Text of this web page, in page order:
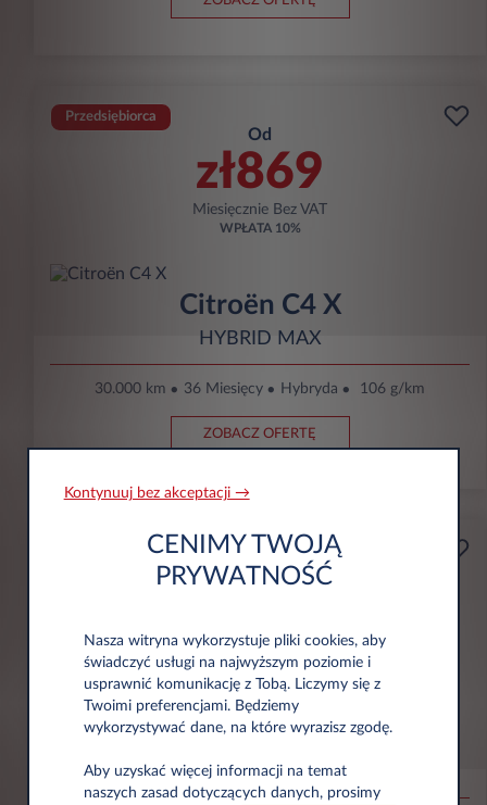
Przedsiębiorca
Od
zł869
Miesięcznie Bez VAT
WPŁATA 10%
Citroën C4 X
HYBRID MAX
30.000 km 36 Miesięcy Hybryda 106 g/km
ZOBACZ OFERTĘ
Przedsiębiorca
Od
Miesięcznie Bez VAT
WPŁATA10%
Citroën C4
MAX
Kontynuuj bez akceptacji →
CENIMY TWOJĄ
PRYWATNOŚĆ
Nasza witryna wykorzystuje pliki cookies, aby
świadczyć usługi na najwyższym poziomie i
usprawnić komunikację z Tobą. Liczymy się z
Twoimi preferencjami. Będziemy
wykorzystywać dane, na które wyrazisz zgodę.
Aby uzyskać więcej informacji na temat
naszych zasad dotyczących danych, prosimy